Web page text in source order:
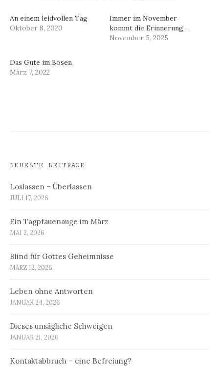
An einem leidvollen Tag
Oktober 8, 2020
Immer im November
kommt die Erinnerung…
November 5, 2025
Das Gute im Bösen
März 7, 2022
NEUESTE BEITRÄGE
Loslassen – Überlassen
JULI 17, 2026
Ein Tagpfauenauge im März
MAI 2, 2026
Blind für Gottes Geheimnisse
MÄRZ 12, 2026
Leben ohne Antworten
JANUAR 24, 2026
Dieses unsägliche Schweigen
JANUAR 21, 2026
Kontaktabbruch – eine Befreiung?